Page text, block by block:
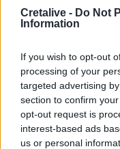
Cretalive - Do Not
Information
If you wish to opt-out
processing of your
targeted advertising
section to confirm
opt-out request is
interest-based ads
us or personal